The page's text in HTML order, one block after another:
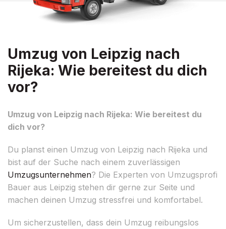
Umzug von Leipzig nach
Rijeka: Wie bereitest du dich
vor?
Umzug von Leipzig nach Rijeka: Wie bereitest du
dich vor?
Du planst einen Umzug von Leipzig nach Rijeka und
bist auf der Suche nach einem zuverlässigen
Umzugsunternehmen? Die Experten von Umzugsprofi
Bauer aus Leipzig stehen dir gerne zur Seite und
machen deinen Umzug stressfrei und komfortabel.
Um sicherzustellen, dass dein Umzug reibungslos